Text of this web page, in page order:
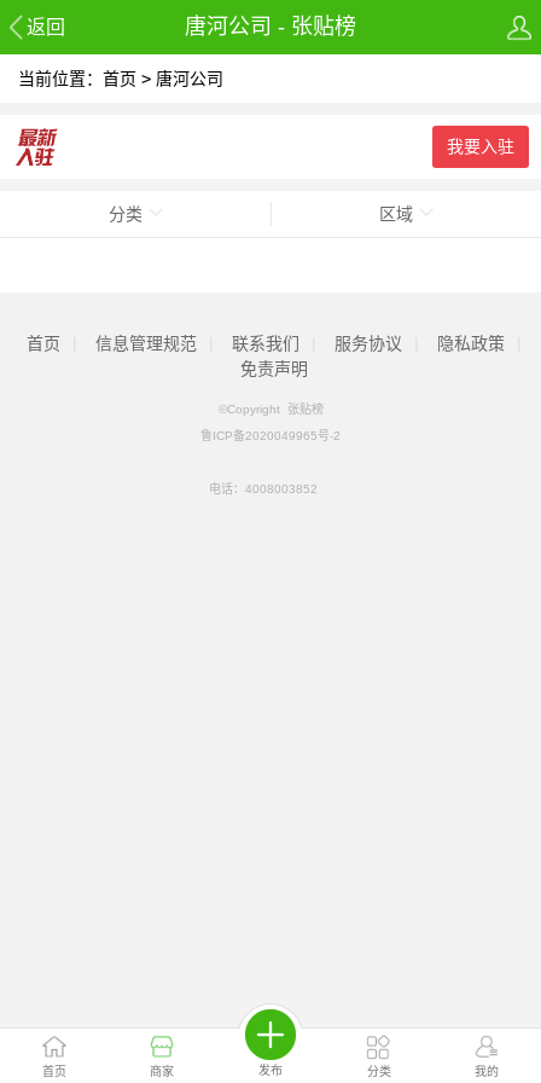
返回 唐河公司 - 张贴榜
首页 商家 发布 分类 我的
当前位置： 首页 > 唐河公司
我要入驻
分类 区域
首页 信息管理规范 联系我们 服务协议 隐私政策
免责声明
©Copyright 张贴榜
鲁ICP备2020049965号-2
电话： 4008003852